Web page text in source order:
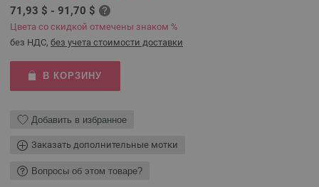
71,93 $ - 91,70 $
Цвета со скидкой отмечены знаком %
без НДС, без учета стоимости доставки
В КОРЗИНУ
Добавить в избранное
Заказать дополнительные мотки
Вопросы об этом товаре?